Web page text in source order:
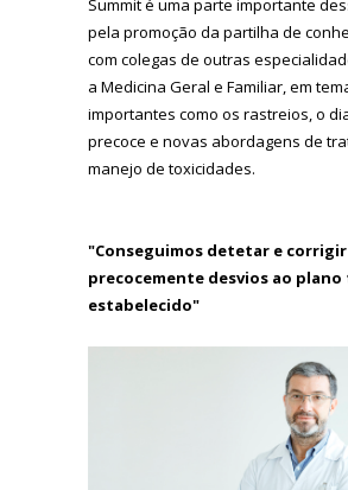
Summit é uma parte importante
pela promoção da partilha de
com colegas de outras
a Medicina Geral e Familiar, em
importantes como os rastreios, o
precoce e novas abordagens de
manejo de toxicidades.
"Conseguimos detetar e corrigir
precocemente desvios ao
estabelecido"